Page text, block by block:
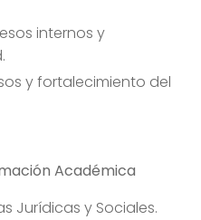
internos y
y fortalecimiento del
Académica
Jurídicas y Sociales.